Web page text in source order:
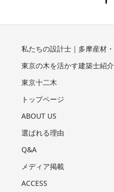
私たちの設計士｜多摩産材・
東京の木を活かす建築士紹介
東京十二木
トップページ
ABOUT US
選ばれる理由
Q&A
メディア掲載
ACCESS